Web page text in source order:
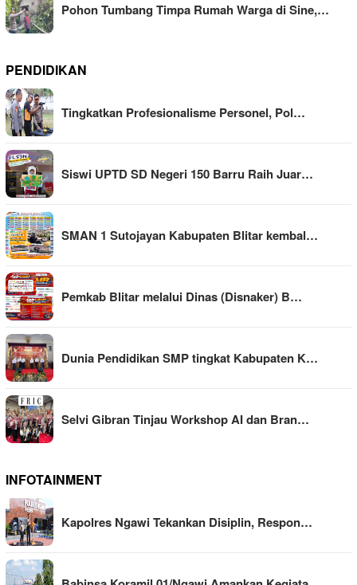
Pohon Tumbang Timpa Rumah Warga di Sine,…
PENDIDIKAN
Tingkatkan Profesionalisme Personel, Pol…
Siswi UPTD SD Negeri 150 Barru Raih Juar…
SMAN 1 Sutojayan Kabupaten Blitar kembal…
Pemkab Blitar melalui Dinas (Disnaker) B…
Dunia Pendidikan SMP tingkat Kabupaten K…
Selvi Gibran Tinjau Workshop AI dan Bran…
INFOTAINMENT
Kapolres Ngawi Tekankan Disiplin, Respon…